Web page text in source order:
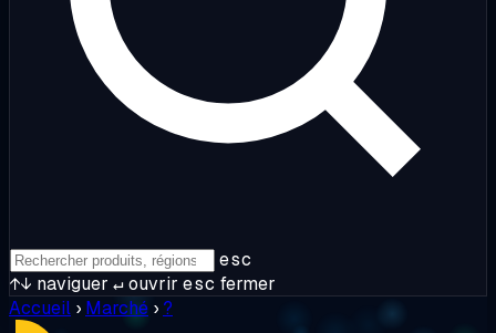
esc
↑↓ naviguer ↵ouvrir esc fermer
Accueil › Marché › ?